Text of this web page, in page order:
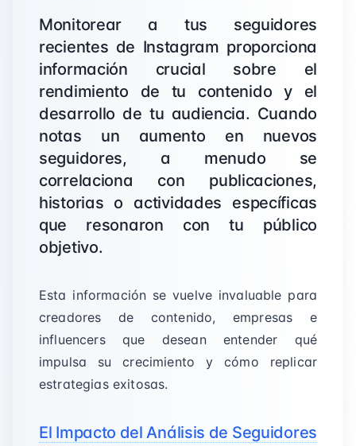
Monitorear a tus seguidores
recientes de Instagram proporciona
información crucial sobre el
rendimiento de tu contenido y el
desarrollo de tu audiencia. Cuando
notas un aumento en nuevos
seguidores, a menudo se
correlaciona con publicaciones,
historias o actividades específicas
que resonaron con tu público
objetivo.
Esta información se vuelve invaluable para
creadores de contenido, empresas e
influencers que desean entender qué
impulsa su crecimiento y cómo replicar
estrategias exitosas.
El Impacto del Análisis de Seguidores